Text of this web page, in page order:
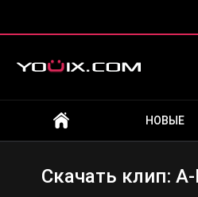
НОВЫЕ
Скачать клип: